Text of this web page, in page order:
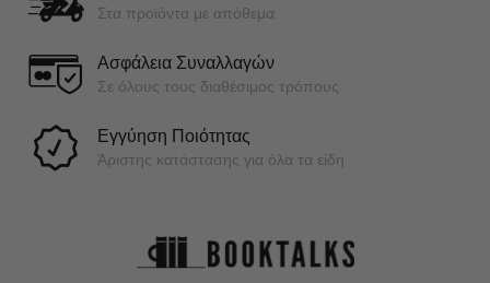
Στα προϊόντα με απόθεμα
Ασφάλεια Συναλλαγών
Σε όλους τους διαθέσιμος τρόπους
Εγγύηση Ποιότητας
Άριστης κατάστασης για όλα τα είδη